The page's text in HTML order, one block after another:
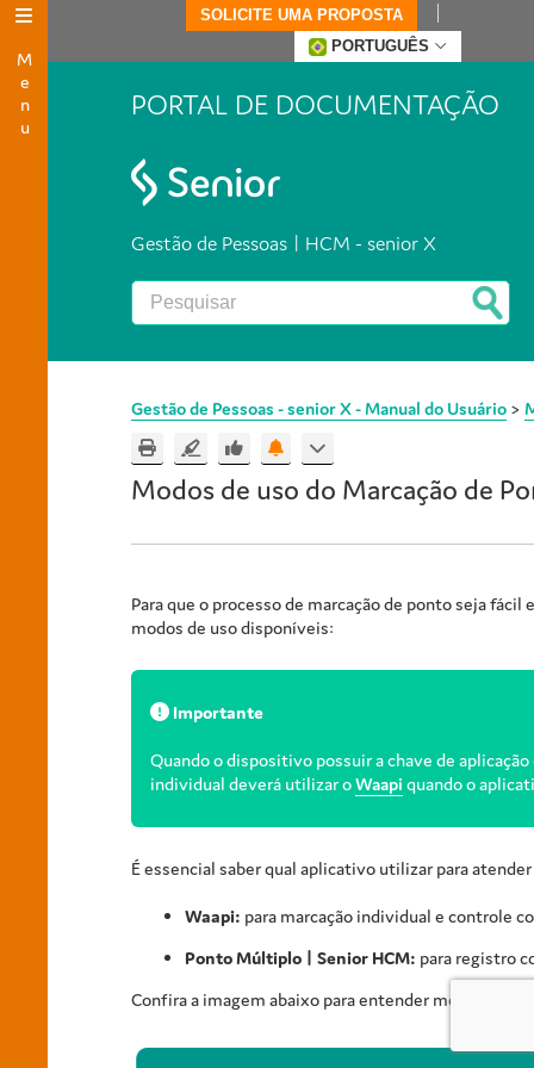
Menu
SOLICITE UMA PROPOSTA
PORTUGUÊS
PORTAL DE DOCUMENTAÇÃO
Gestão de Pessoas | HCM - senior X
Gestão de Pessoas - senior X - Manual do Usuário >
Modos de uso do Marcação de
Para que o processo de marcação de ponto seja
modos de uso disponíveis:
Importante
Quando o dispositivo possuir a chave de
individual deverá utilizar oWaapi quando o
É essencial saber qual aplicativo utilizar para
Waapi: para marcação individual e controle
Ponto Múltiplo | Senior HCM: para registro
Confira a imagem abaixo para entender melhor cada